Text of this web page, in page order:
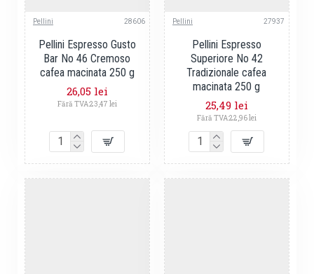
Pellini 28606
Pellini Espresso Gusto
Bar No 46 Cremoso
cafea macinata 250 g
26,05 lei
Fără TVA:23,47 lei
Pellini 27937
Pellini Espresso
Superiore No 42
Tradizionale cafea
macinata 250 g
25,49 lei
Fără TVA:22,96 lei